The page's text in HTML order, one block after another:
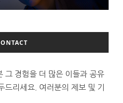
그 경험을 더 많은 이들과 공유
드리세요. 여러분의 제보 및 기